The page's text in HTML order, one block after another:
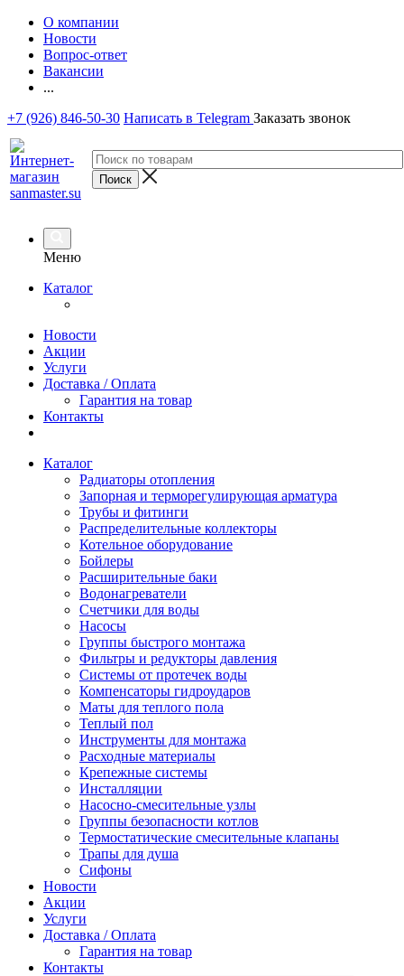
О компании
Новости
Вопрос-ответ
Вакансии
...
+7 (926) 846-50-30 Написать в Telegram Заказать звонок
Меню
Каталог
Новости
Акции
Услуги
Доставка / Оплата
Гарантия на товар
Контакты
Каталог
Радиаторы отопления
Запорная и терморегулирующая арматура
Трубы и фитинги
Распределительные коллекторы
Котельное оборудование
Бойлеры
Расширительные баки
Водонагреватели
Счетчики для воды
Насосы
Группы быстрого монтажа
Фильтры и редукторы давления
Системы от протечек воды
Компенсаторы гидроударов
Маты для теплого пола
Теплый пол
Инструменты для монтажа
Расходные материалы
Крепежные системы
Инсталляции
Насосно-смесительные узлы
Группы безопасности котлов
Термостатические смесительные клапаны
Трапы для душа
Сифоны
Новости
Акции
Услуги
Доставка / Оплата
Гарантия на товар
Контакты